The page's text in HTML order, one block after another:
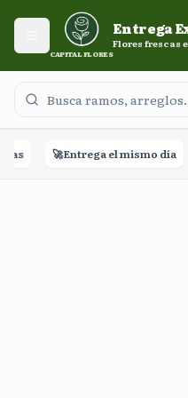
Entrega Exprés el mismo
Abrir menú
CAPITAL FLORES
Entrega
Flores frescas
🚀Entrega el mismo día